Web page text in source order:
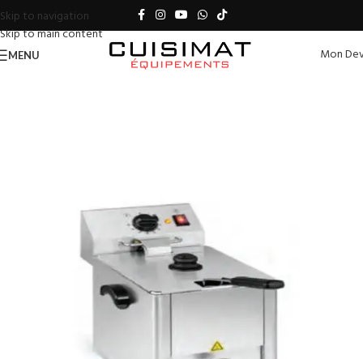
Skip to navigation
Skip to main content
MENU Mon